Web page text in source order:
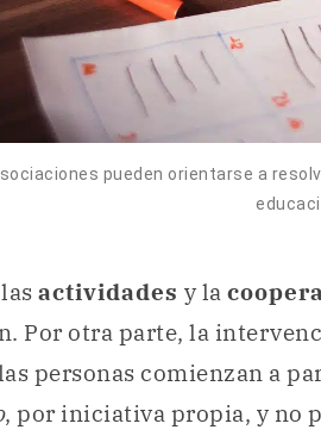
pueden orientarse a
actividades y la
Por otra parte, la
personas comienzan a
, por iniciativa propia, y no